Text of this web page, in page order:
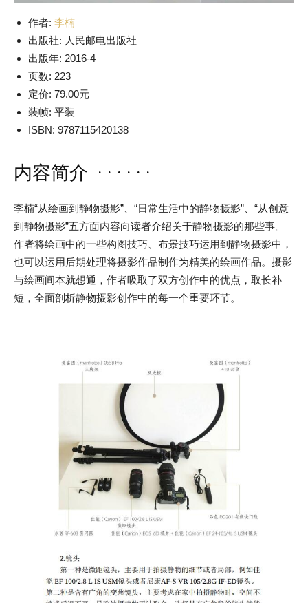
作者: 李楠
出版社: 人民邮电出版社
出版年: 2016-4
页数: 223
定价: 79.00元
装帧: 平装
ISBN: 9787115420138
内容简介 · · · · · ·
李楠“从绘画到静物摄影”、“日常生活中的静物摄影”、“从创意
到静物摄影”五方面内容向读者介绍关于静物摄影的那些事。
作者将绘画中的一些构图技巧、布景技巧运用到静物摄影中，
也可以运用后期处理将摄影作品制作为精美的绘画作品。摄影
与绘画间本就想通，作者吸取了双方创作中的优点，取长补
短，全面剖析静物摄影创作中的每一个重要环节。